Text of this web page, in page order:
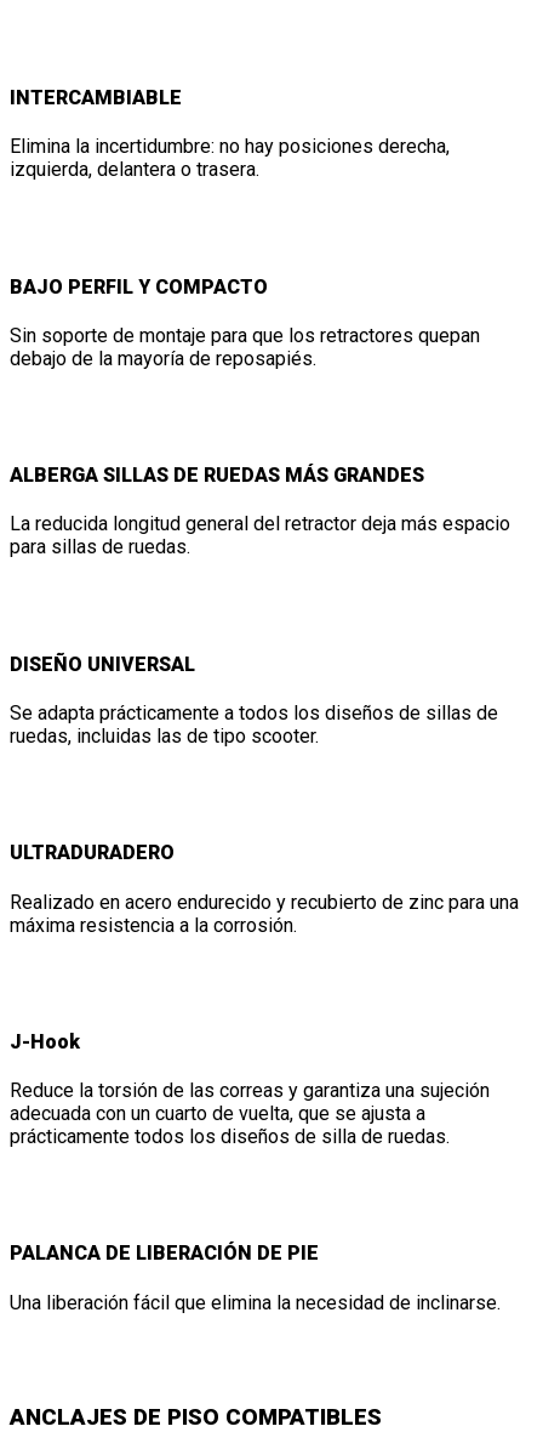
INTERCAMBIABLE
Elimina la incertidumbre: no hay posiciones derecha,
izquierda, delantera o trasera.
BAJO PERFIL Y COMPACTO
Sin soporte de montaje para que los retractores quepan
debajo de la mayoría de reposapiés.
ALBERGA SILLAS DE RUEDAS MÁS GRANDES
La reducida longitud general del retractor deja más espacio
para sillas de ruedas.
DISEÑO UNIVERSAL
Se adapta prácticamente a todos los diseños de sillas de
ruedas, incluidas las de tipo scooter.
ULTRADURADERO
Realizado en acero endurecido y recubierto de zinc para una
máxima resistencia a la corrosión.
J-Hook
Reduce la torsión de las correas y garantiza una sujeción
adecuada con un cuarto de vuelta, que se ajusta a
prácticamente todos los diseños de silla de ruedas.
PALANCA DE LIBERACIÓN DE PIE
Una liberación fácil que elimina la necesidad de inclinarse.
ANCLAJES DE PISO COMPATIBLES